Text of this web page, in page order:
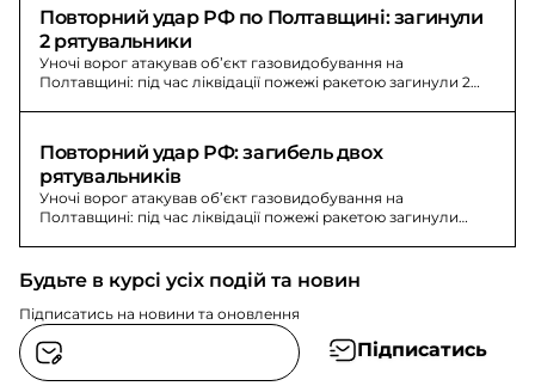
Повторний удар РФ по Полтавщині: загинули
2 рятувальники
Уночі ворог атакував обʼєкт газовидобування на
Полтавщині: під час ліквідації пожежі ракетою загинули 2
Повторний удар РФ: загибель двох
рятувальників
Уночі ворог атакував об’єкт газовидобування на
Полтавщині: під час ліквідації пожежі ракетою загинули
Будьте в курсі усіх подій та новин
Підписатись на новини та оновлення
Підписатись